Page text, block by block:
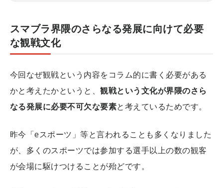
スマブラ界隈のさらなる発展に向けて必要
な観戦文化
今回なぜ観戦という内容をコラム的に書く必要がある
かと考えたかというと、観戦という文化が界隈のさら
なる発展に必要不可欠な要素と考えているためです。
昨今「eスポーツ」等と言われることも多くなりました
が、多くのスポーツでは参加する選手以上の数の観客
が会場に駆けつけることが殆どです。